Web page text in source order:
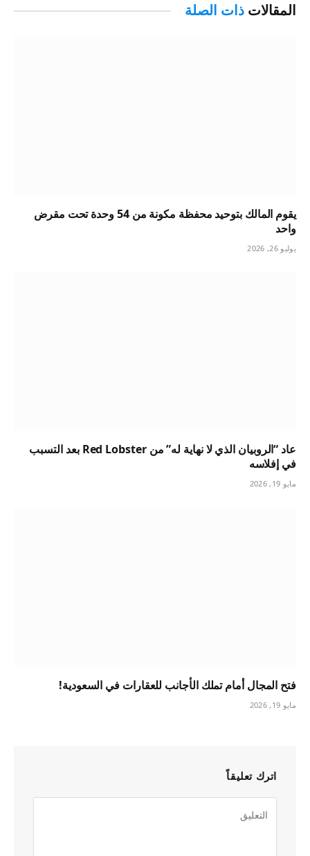
المقالات ذات الصلة
يقوم المالك بتوحيد محفظة مكونة من 54 وحدة تحت مقرض
واحد
يوليو 26, 2026
عاد “الروبيان الذي لا نهاية له” من Red Lobster بعد التسبب
في إفلاسه
مايو 19, 2026
فتح المجال أمام تملك الأجانب للعقارات في السعودية!
مايو 19, 2026
اترك تعليقاً